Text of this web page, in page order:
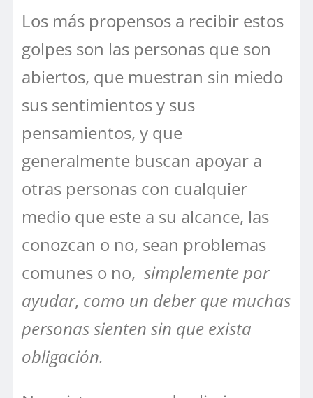
Los más propensos a recibir estos
golpes son las personas que son
abiertos, que muestran sin miedo
sus sentimientos y sus
pensamientos, y que
generalmente buscan apoyar a
otras personas con cualquier
medio que este a su alcance, las
conozcan o no, sean problemas
comunes o no, simplemente por
ayudar, como un deber que muchas
personas sienten sin que exista
obligación.